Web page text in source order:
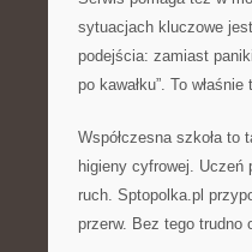
sytuacjach kluczowe
podejścia: zamiast
po kawałku”. To
Współczesna szkoła
higieny cyfrowej. Uczeń
ruch. Sptopolka.pl
przerw. Bez tego trudno